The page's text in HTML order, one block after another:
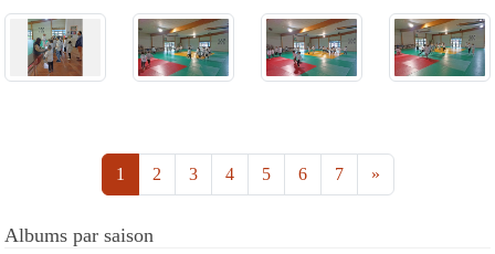
1 2 3 4 5 6 7 »
Albums par saison